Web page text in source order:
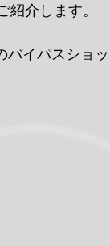
介します。
イパスショ